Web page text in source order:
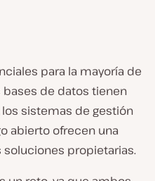
para la mayoría de
bases de datos tienen
sistemas de gestión
abierto ofrecen una
propietarias.